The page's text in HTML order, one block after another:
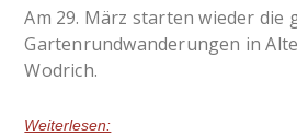
Am 29. März starten wieder die
Gartenrundwanderungen in
Wodrich.
Weiterlesen: